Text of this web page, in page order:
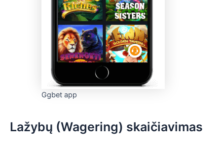
Ggbet app
Lažybų (Wagering) skaičiavimas